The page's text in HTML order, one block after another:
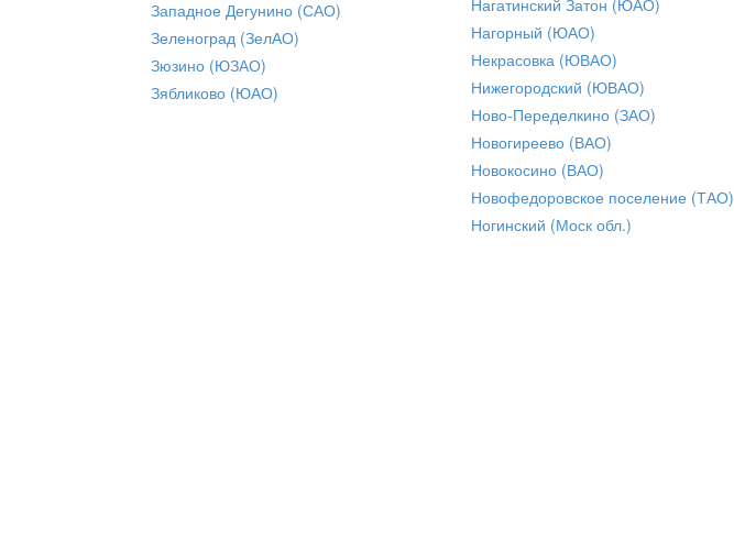
Западное Дегунино (САО)
Зеленоград (ЗелАО)
Зюзино (ЮЗАО)
Зябликово (ЮАО)
Нагорный (ЮАО)
Некрасовка (ЮВАО)
Нижегородский (ЮВАО)
Ново-Переделкино (ЗАО)
Новогиреево (ВАО)
Новокосино (ВАО)
Новофедоровское поселение (ТАО)
Ногинский (Моск обл.)